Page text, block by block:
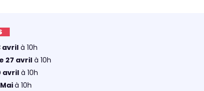
avrilà 10h
27 avrilà 10h
avril à 10h
à 10h